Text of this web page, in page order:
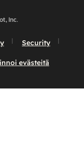
Inc.
Security
evästeitä